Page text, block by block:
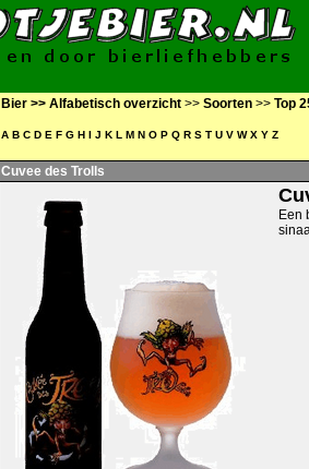
Bier >> Alfabetisch overzicht >> Soorten >> Top
A B C D E F G H I J K L M N O P Q R S T U V W X Y Z
Cuvee des Trolls
Een